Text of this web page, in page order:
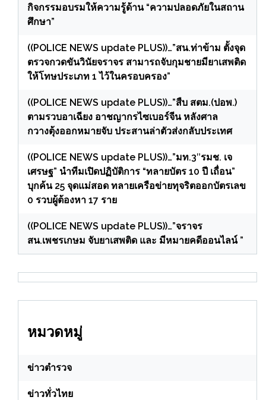
กิจกรรมอบรมให้ความรู้ด้าน “ความปลอดภัยในสถาน
ศึกษา”
((POLICE NEWS update PLUS))…”สน.ท่าข้าม ตั้งจุด
ตรวจกวดขันวินัยจราจร สามารถจับกุมชายมียาเสพติด
ให้โทษประเภท 1 ไว้ในครอบครอง”
((POLICE NEWS update PLUS))…”สืบ สตม.(ปอพ.)
ตามรวบอาเฉียง อาชญากรไซเบอร์จีน หลังศาล
กวางตุ้งออกหมายจับ ประสานล่าตัวส่งกลับประเทศ
((POLICE NEWS update PLUS))…”มท.3″รมช. เจ
เศรษฐ” นำทีมเปิดปฏิบัติการ “ทลายบัตร 10 ปี เถื่อน”
บุกค้น 25 จุดแม่สอด ทลายเครือข่ายทุจริตออกบัตรเลข
0 รวบผู้ต้องหา 17 ราย
((POLICE NEWS update PLUS))…”จราจร
สน.เพชรเกษม จับยาเสพติด และ มีหมายคดีออนไลน์ ”
หมวดหมู่
ข่าวตำรวจ
ข่าวทั่วไทย